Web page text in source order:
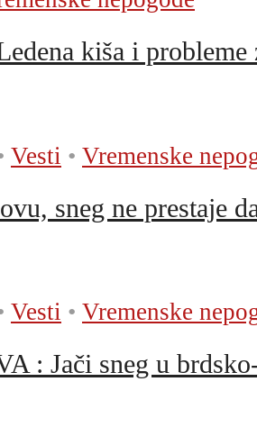
kiša i probleme
Vesti • Vremenske
sneg ne prestaje
Vesti • Vremenske
: Jači sneg u